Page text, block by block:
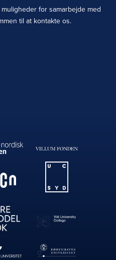
for samarbejde med
til at kontakte os.